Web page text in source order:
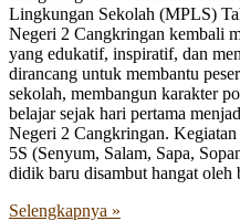
Lingkungan Sekolah (MPLS)
Negeri 2 Cangkringan kembali
yang edukatif, inspiratif, dan
dirancang untuk membantu
sekolah, membangun karakter
belajar sejak hari pertama
Negeri 2 Cangkringan.
5S (Senyum, Salam, Sapa,
didik baru disambut hangat
Selengkapnya »